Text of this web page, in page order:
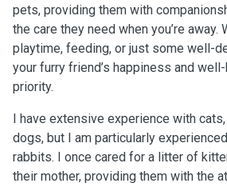
pets, providing them with
the care they need when you’re away.
playtime, feeding, or just some well-
your furry friend’s happiness and
priority.
I have extensive experience with
dogs, but I am particularly
rabbits. I once cared for a litter of
their mother, providing them with the